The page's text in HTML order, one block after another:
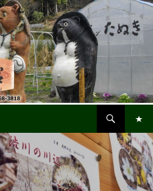
メインメ
ニュー